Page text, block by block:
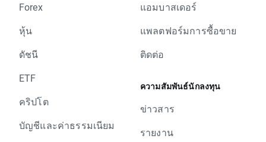
Forex
หุ้น
ดัชนี
ETF
คริปโต
บัญชีและค่าธรรมเนียม
แอมบาสเดอร์
แพลตฟอร์มการซื้อขาย
ติดต่อ
ความสัมพันธ์นักลงทุน
ข่าวสาร
รายงาน